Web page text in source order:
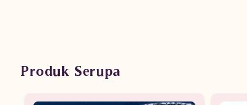
Produk Serupa